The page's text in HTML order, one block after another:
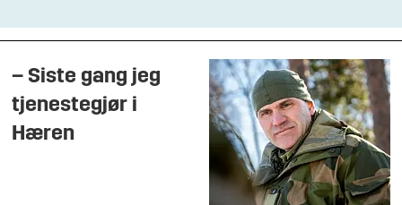
– Siste gang jeg
tjenestegjør i
Hæren